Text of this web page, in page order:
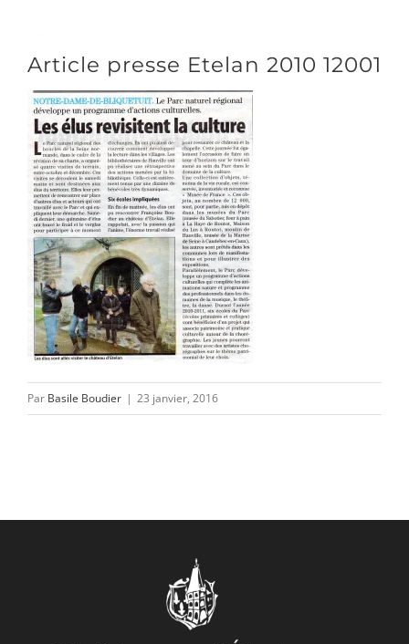
contenu
Toggle
DÉCOUVRIR
VENIR
NOUS SUIVRE
L’ASSOCIATION
CONTACT/ACCÈS
Article presse Etelan 2010 12001
Par Basile Boudier | 23 janvier, 2016